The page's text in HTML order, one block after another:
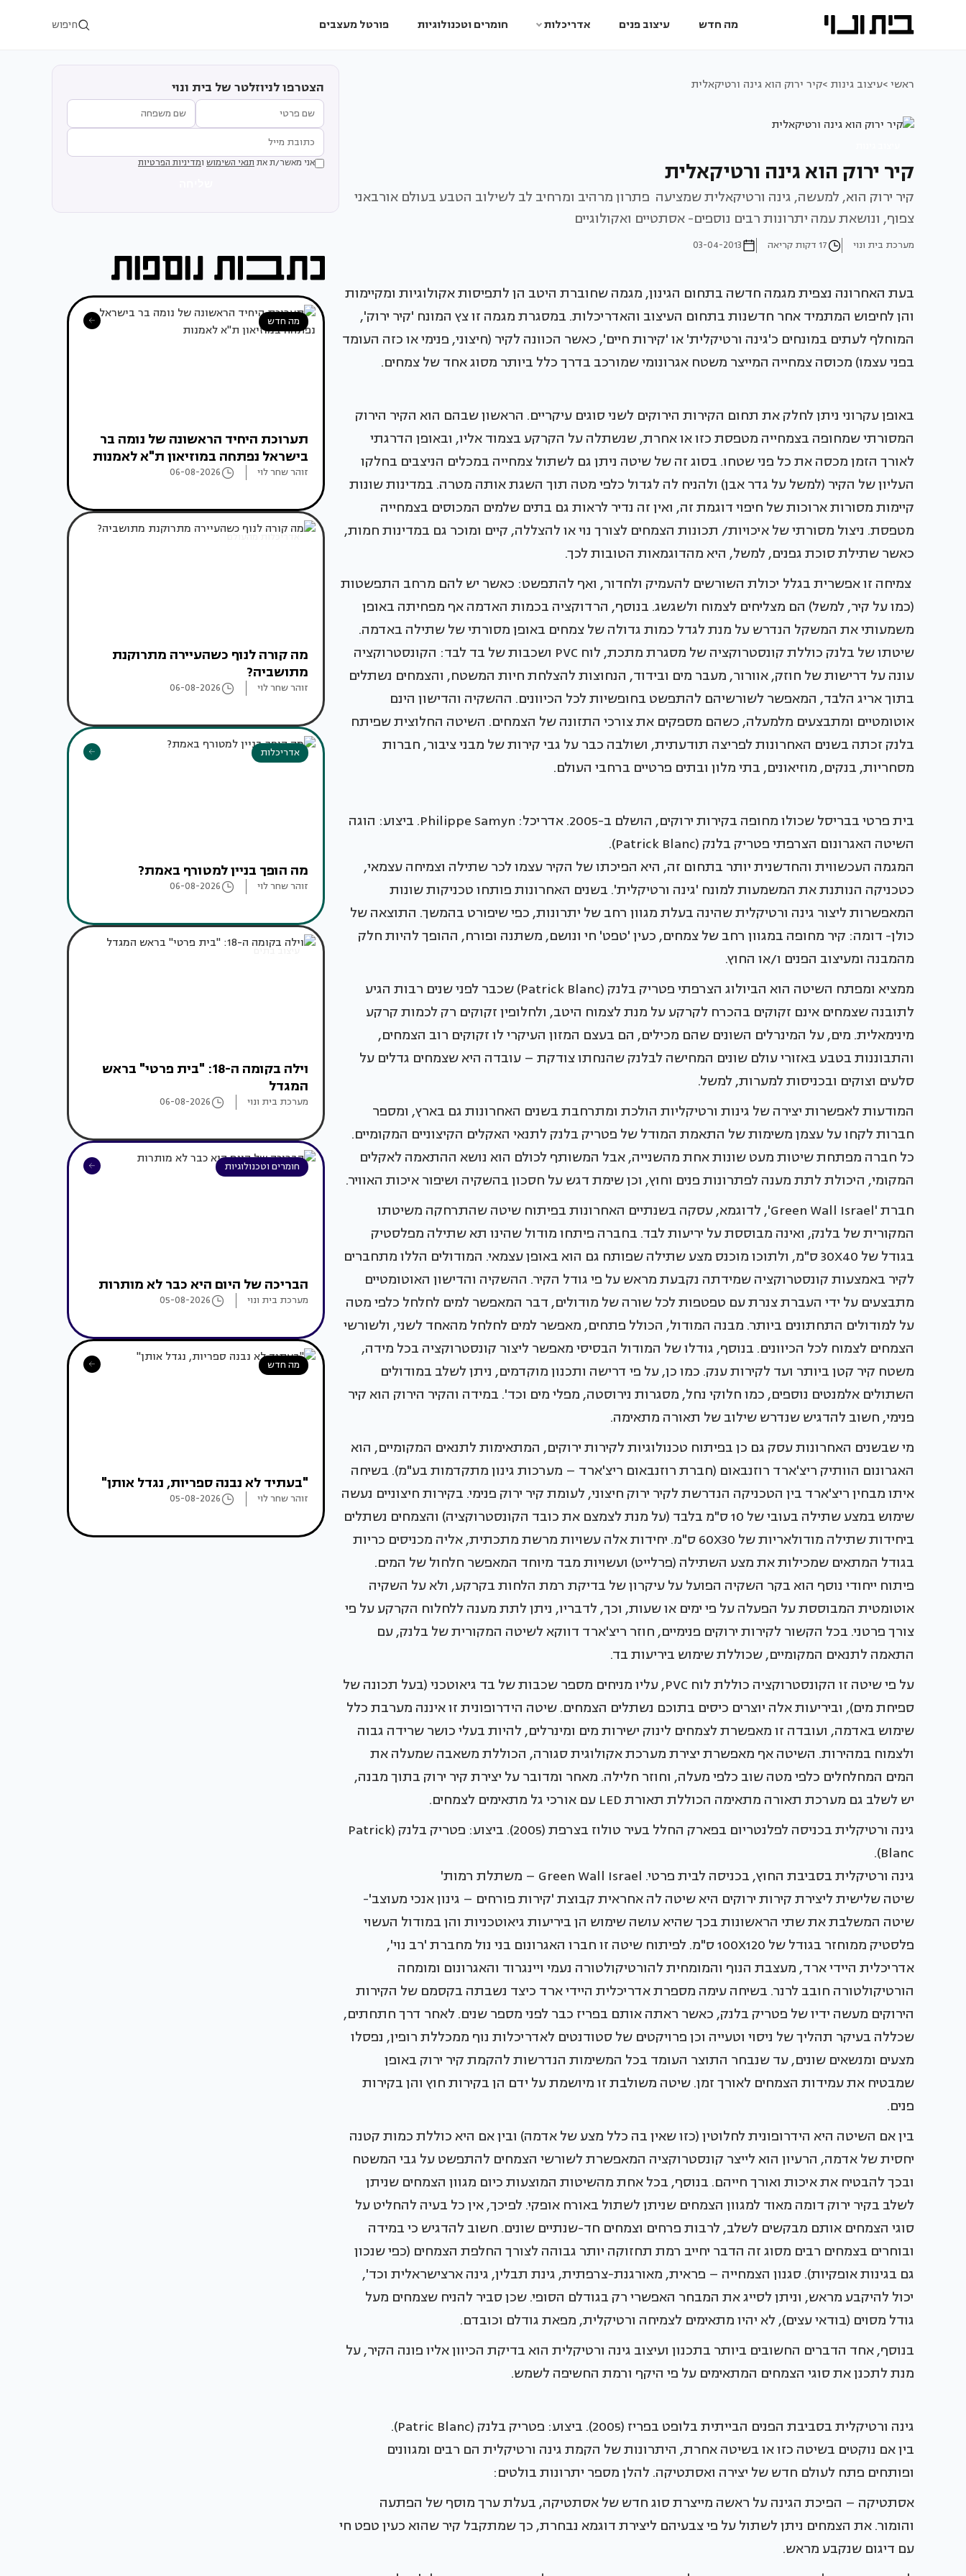
מה חדש עיצוב פנים אדריכלות חומרים וטכנולוגיות פורטל מעצבים חיפוש
ראשי >עיצוב גינות >קיר ירוק הוא גינה ורטיקאלית
קיר ירוק הוא גינה ורטיקאלית
קיר ירוק הוא, למעשה, גינה ורטיקאלית שמציעה פתרון מרהיב ומרחיב לב לשילוב הטבע בעולם אורבאני
צפוף, ונושאת עמה יתרונות רבים נוספים- אסתטיים ואקולוגיים
מערכת בית ונוי 17 דקות קריאה 03-04-2013
בעת האחרונה נצפית מגמה חדשה בתחום הגינון, מגמה שחוברת היטב הן לתפיסות אקולוגיות ומקיימות
והן לחיפוש המתמיד אחר חדשנות בתחום העיצוב והאדריכלות. במסגרת מגמה זו צץ המונח 'קיר ירוק',
המוחלף לעתים במונחים כ'גינה ורטיקלית' או 'קירות חיים', כאשר הכוונה לקיר (חיצוני, פנימי או כזה העומד
בפני עצמו) מכוסה צמחייה המייצר משטח אגרונומי שמורכב בדרך כלל ביותר מסוג אחד של צמחים.
באופן עקרוני ניתן לחלק את תחום הקירות הירוקים לשני סוגים עיקריים. הראשון שבהם הוא הקיר הירוק
המסורתי שמחופה בצמחייה מטפסת כזו או אחרת, שנשתלה על הקרקע בצמוד אליו, ובאופן הדרגתי
לאורך הזמן מכסה את כל פני שטחו. בסוג זה של שיטה ניתן גם לשתול צמחייה במכלים הניצבים בחלקו
העליון של הקיר (למשל על גדר אבן) ולהניח לה לגדול כלפי מטה תוך השגת אותה מטרה. במדינות שונות
קיימות מסורות ארוכות של חיפוי דוגמת זה, ואין זה נדיר לראות גם בתים שלמים המכוסים בצמחייה
מטפסת. ניצול מסורתי של איכויות/ תכונות הצמחים לצורך נוי או להצללה, קיים ומוכר גם במדינות חמות,
כאשר שתילת סוכת גפנים, למשל, היא מהדוגמאות הטובות לכך.
צמיחה זו אפשרית בגלל יכולת השורשים להעמיק ולחדור, ואף להתפשט: כאשר יש להם מרחב התפשטות
(כמו על קיר, למשל) הם מצליחים לצמוח ולשגשג. בנוסף, הרדוקציה בכמות האדמה אף מפחיתה באופן
משמעותי את המשקל הנדרש על מנת לגדל כמות גדולה של צמחים באופן מסורתי של שתילה באדמה.
שיטתו של בלנק כוללת קונסטרוקציה של מסגרת מתכת, לוח PVC ושכבות של בד לבד: הקונסטרוקציה
עונה על דרישות של חוזק, אוורור, מעבר מים ובידוד, הנחוצות להצלחת חיות המשטח, והצמחים נשתלים
בתוך אריג הלבד, המאפשר לשורשיהם להתפשט בחופשיות לכל הכיוונים. ההשקיה והדישון הינם
אוטומטיים ומתבצעים מלמעלה, כשהם מספקים את צורכי התזונה של הצמחים. השיטה החלוצית שפיתח
בלנק זכתה בשנים האחרונות לפריצה תודעתית, ושולבה כבר על גבי קירות של מבני ציבור, חברות
מסחריות, בנקים, מוזיאונים, בתי מלון ובתים פרטיים ברחבי העולם.
בית פרטי בבריסל שכולו מחופה בקירות ירוקים, הושלם ב-2005. אדריכל: Philippe Samyn. ביצוע: הוגה
השיטה האגרונום הצרפתי פטריק בלנק (Patrick Blanc).
המגמה העכשווית והחדשנית יותר בתחום זה, היא הפיכתו של הקיר עצמו לכר שתילה וצמיחה עצמאי,
כטכניקה הנותנת את המשמעות למונח 'גינה ורטיקלית'. בשנים האחרונות פותחו טכניקות שונות
המאפשרות ליצור גינה ורטיקלית שהינה בעלת מגוון רחב של יתרונות, כפי שיפורט בהמשך. התוצאה של
כולן- דומה: קיר מחופה במגוון רחב של צמחים, כעין 'טפט' חי ונושם, משתנה ופורח, ההופך להיות חלק
מהמבנה ומעיצוב הפנים ו/או החוץ.
ממציא ומפתח השיטה הוא הביולוג הצרפתי פטריק בלנק (Patrick Blanc) שכבר לפני שנים רבות הגיע
לתובנה שצמחים אינם זקוקים בהכרח לקרקע על מנת לצמוח היטב, ולחלופין זקוקים רק לכמות קרקע
מינימאלית. מים, על המינרלים השונים שהם מכילים, הם בעצם המזון העיקרי לו זקוקים רוב הצמחים,
והתבוננות בטבע באזורי עולם שונים המחישה לבלנק שהנחתו צודקת – עובדה היא שצמחים גדלים על
סלעים וצוקים ובכניסות למערות, למשל.
המודעות לאפשרות יצירה של גינות ורטיקליות הולכת ומתרחבת בשנים האחרונות גם בארץ, ומספר
חברות לקחו על עצמן משימות של התאמת המודל של פטריק בלנק לתנאי האקלים הקיצוניים המקומיים.
כל חברה מפתחת שיטות מעט שונות אחת מהשנייה, אבל המשותף לכולם הוא נושא ההתאמה לאקלים
המקומי, היכולת לתת מענה לפתרונות פנים וחוץ, וכן שימת דגש על חסכון בהשקיה ושיפור איכות האוויר.
חברת 'Green Wall Israel', לדוגמא, עסקה בשנתיים האחרונות בפיתוח שיטה שהתרחקה משיטתו
המקורית של בלנק, ואינה מבוססת על יריעות לבד. בחברה פיתחו מודול שהינו תא שתילה מפלסטיק
בגודל של 30X40 ס"מ, ולתוכו מוכנס מצע שתילה שפותח גם הוא באופן עצמאי. המודולים הללו מתחברים
לקיר באמצעות קונסטרוקציה שמידתה נקבעת מראש על פי גודל הקיר. ההשקיה והדישון האוטומטיים
מתבצעים על ידי העברת צנרת עם טפטפות לכל שורה של מודולים, דבר המאפשר למים לחלחל כלפי מטה
על למודולים התחתונים ביותר. מבנה המודול, הכולל פתחים, מאפשר למים לחלחל מהאחד לשני, ולשורשי
הצמחים לצמוח לכל הכיוונים. בנוסף, גודלו של המודול הבסיסי מאפשר ליצור קונסטרוקציה בכל מידה,
משטח קיר קטן ביותר ועד לקירות ענק. כמו כן, על פי דרישה ותכנון מוקדמים, ניתן לשלב במודולים
השתולים אלמנטים נוספים, כמו חלוקי נחל, מסגרות נירוסטה, מפלי מים וכד'. במידה והקיר הירוק הוא קיר
פנימי, חשוב להדגיש שנדרש שילוב של תאורה מתאימה.
מי שבשנים האחרונות עסק גם כן בפיתוח טכנולוגיות לקירות ירוקים, המתאימות לתנאים המקומיים, הוא
האגרונום הוותיק ריצ'ארד רוזנבאום (חברת רוזנבאום ריצ'ארד – מערכות גינון מתקדמות בע"מ). בשיחה
איתו מבחין ריצ'ארד בין הטכניקה הנדרשת לקיר ירוק חיצוני, לעומת קיר ירוק פנימי. בקירות חיצוניים נעשה
שימוש במצע שתילה בעובי של 10 ס"מ בלבד (על מנת לצמצם את כובד הקונסטרוקציה) והצמחים נשתלים
ביחידות שתילה מודולאריות של 60X30 ס"מ. יחידות אלה עשויות מרשת מתכתית, אליה מכניסים כריות
בגודל המתאים שמכילות את מצע השתילה (פרלייט) ועשויות מבד מיוחד המאפשר חלחול של המים.
פיתוח ייחודי נוסף הוא בקר השקיה הפועל על עיקרון של בדיקת רמת הלחות בקרקע, ולא על השקיה
אוטומטית המבוססת על הפעלה על פי ימים או שעות, וכך, לדבריו, ניתן לתת מענה ללחלוח הקרקע על פי
צורך פרטני. בכל הקשור לקירות ירוקים פנימיים, חוזר ריצ'ארד דווקא לשיטה המקורית של בלנק, עם
התאמה לתנאים המקומיים, שכוללת שימוש ביריעות בד.
על פי שיטה זו הקונסטרוקציה כוללת לוח PVC, עליו מניחים מספר שכבות של בד גיאוטכני (בעל תכונה של
ספיחת מים), וביריעות אלה יוצרים כיסים בתוכם נשתלים הצמחים. שיטה הידרופונית זו איננה מערבת כלל
שימוש באדמה, ועובדה זו מאפשרת לצמחים לינוק ישירות מים ומינרלים, להיות בעלי כושר שרידה גבוה
ולצמוח במהירות. השיטה אף מאפשרת יצירת מערכת אקולוגית סגורה, הכוללת משאבה שמעלה את
המים המחלחלים כלפי מטה שוב כלפי מעלה, וחוזר חלילה. מאחר ומדובר על יצירת קיר ירוק בתוך מבנה,
יש לשלב גם מערכת תאורה מתאימה הכוללת תאורת LED עם אורכי גל מתאימים לצמחים.
גינה ורטיקלית בכניסה לפלנטריום בפארק החלל בעיר טולוז בצרפת (2005). ביצוע: פטריק בלנק (Patrick
Blanc).
גינה ורטיקלית בסביבת החוץ, בכניסה לבית פרטי. Green Wall Israel – משתלת רמות'
שיטה שלישית ליצירת קירות ירוקים היא שיטה לה אחראית קבוצת 'קירות פורחים – גינון אנכי מעוצב'-
שיטה המשלבת את שתי הראשונות בכך שהיא עושה שימוש הן ביריעות גיאוטכניות והן במודול העשוי
פלסטיק ממוחזר בגודל של 100X120 ס"מ. לפיתוח שיטה זו חברו האגרונום בני נול מחברת 'רב נוי',
אדריכלית היידי ארד, מעצבת הנוף והמומחית להורטיקולטורה נעמי ויינגרוד והאגרונום ומומחה
הורטיקולטורה חובב לרנר. בשיחה עימה מספרת אדריכלית היידי ארד כיצד נשבתה בקסמם של הקירות
הירוקים מעשה ידיו של פטריק בלנק, כאשר ראתה אותם בפריז כבר לפני מספר שנים. לאחר דרך חתחתים,
שכללה בעיקר תהליך של ניסוי וטעייה וכן פרויקטים של סטודנטים לאדריכלות נוף ממכללת רופין, נפסלו
מצעים ומנשאים שונים, עד שנבחר התוצר העומד בכל המשימות הנדרשות להקמת קיר ירוק באופן
שמבטיח את עמידות הצמחים לאורך זמן. שיטה משולבת זו מיושמת על ידם הן בקירות חוץ והן בקירות
פנים.
בין אם השיטה היא הידרופונית לחלוטין (כזו שאין בה כלל מצע של אדמה) ובין אם היא כוללת כמות קטנה
יחסית של אדמה, הרעיון הוא לייצר קונסטרוקציה המאפשרת לשורשי הצמחים להתפשט על גבי המשטח
ובכך להבטיח את איכות ואורך חייהם. בנוסף, בכל אחת מהשיטות המוצעות כיום מגוון הצמחים שניתן
לשלב בקיר ירוק דומה מאוד למגוון הצמחים שניתן לשתול באורח אופקי. לפיכך, אין כל בעיה להחליט על
סוגי הצמחים אותם מבקשים לשלב, לרבות פרחים וצמחים חד-שנתיים שונים. חשוב להדגיש כי במידה
ובוחרים בצמחים רבים מסוג זה הדבר יחייב רמת תחזוקה יותר גבוהה לצורך החלפת הצמחים (כפי שנכון
גם בגינות אופקיות). סגנון הצמחייה – פראית, מאורגנת-צרפתית, גינת תבלין, גינה ארצישראלית וכד',
יכול להיקבע מראש, וניתן לסייג את המבחר האפשרי רק בגודלם הסופי. שכן סביר להניח שצמחים מעל
גודל מסוים (בודאי עצים), לא יהיו מתאימים לצמיחה ורטיקלית, מפאת גודלם וכובדם.
בנוסף, אחד הדברים החשובים ביותר בתכנון ועיצוב גינה ורטיקלית הוא בדיקת הכיוון אליו פונה הקיר, על
מנת לתכנן את סוגי הצמחים המתאימים על פי היקף ורמת החשיפה לשמש.
גינה ורטיקלית בסביבת הפנים הבייתית בלופט בפריז (2005). ביצוע: פטריק בלנק (Patric Blanc).
בין אם נוקטים בשיטה כזו או בשיטה אחרת, היתרונות של הקמת גינה ורטיקלית הם רבים ומגוונים
ופותחים פתח לעולם חדש של יצירה ואסתטיקה. להלן מספר יתרונות בולטים:
אסתטיקה – הפיכת הגינה על ראשה מייצרת סוג חדש של אסתטיקה, בעלת ערך מוסף של הפתעה
והומור. את הצמחים ניתן לשתול על פי צבעיהם ליצירת דוגמא נבחרת, כך שמתקבל קיר שהוא כעין טפט חי
עם דיגום שנקבע מראש.
הצטרפו לניוזלטר של בית ונוי
אני מאשר/ת את תנאי השימוש ומדיניות הפרטיות
מה חדש
תערוכת היחיד הראשונה של נומה בר
בישראל נפתחה במוזיאון ת"א לאמנות
זוהר שחר לוי 06-08-2026
אדריכלות מהעולם
מה קורה לנוף כשהעיירה מתרוקנת
מתושביה?
זוהר שחר לוי 06-08-2026
אדריכלות
מה הופך בניין למטורף באמת?
זוהר שחר לוי 06-08-2026
עיצוב בתים
וילה בקומה ה-18: "בית פרטי" בראש
המגדל
מערכת בית ונוי 06-08-2026
חומרים וטכנולוגיות
הבריכה של היום היא כבר לא מותרות
מערכת בית ונוי 05-08-2026
מה חדש
"בעתיד לא נבנה ספריות, נגדל אותן"
זוהר שחר לוי 05-08-2026